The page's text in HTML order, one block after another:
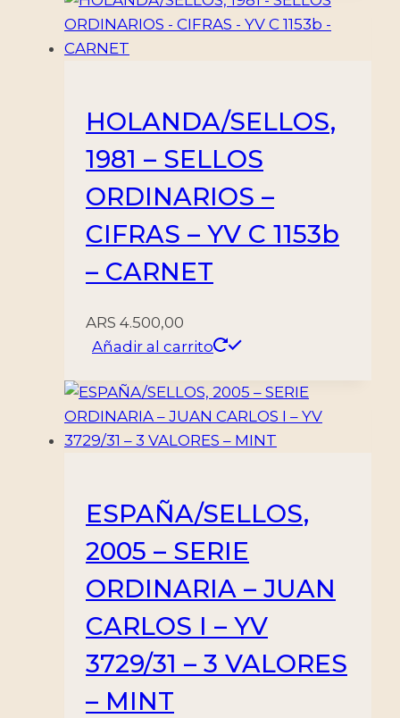
HOLANDA/SELLOS,
1981 – SELLOS
ORDINARIOS –
CIFRAS – YV C 1153b
– CARNET
ARS 4.500,00
Añadir al carrito
ESPAÑA/SELLOS,
2005 – SERIE
ORDINARIA – JUAN
CARLOS I – YV
3729/31 – 3 VALORES
– MINT